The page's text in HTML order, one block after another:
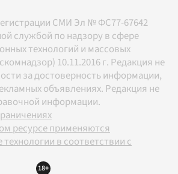
СМИ Эл № ФС77-67642
службой по надзору в сфере
технологий и массовых
10.11.2016 г. Редакция не
за достоверность информации,
объявлениях. Редакция не
информации.
ресурсе применяются
в соответствии с
18+